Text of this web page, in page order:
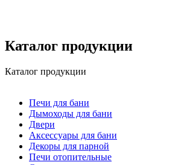
Каталог продукции
Каталог продукции
Печи для бани
Дымоходы для бани
Двери
Аксессуары для бани
Декоры для парной
Печи отопительные